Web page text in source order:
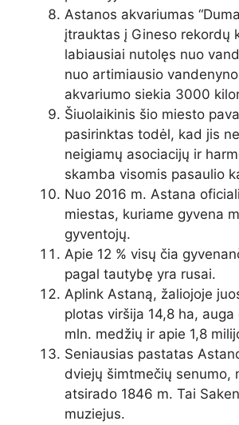
Astanos akvariumas
įtrauktas į Gineso rekordų
labiausiai nutolęs nuo
nuo artimiausio
akvariumo siekia 3000
Šiuolaikinis šio miesto
pasirinktas todėl, kad jis
neigiamų asociacijų ir
skamba visomis pasaulio
Nuo 2016 m. Astana
miestas, kuriame gyvena
gyventojų.
Apie 12 % visų čia
pagal tautybę yra rusai.
Aplink Astaną, žaliojoje
plotas viršija 14,8 ha,
mln. medžių ir apie 1,8
Seniausias pastatas
dviejų šimtmečių senumo,
atsirado 1846 m. ​​Tai
muziejus.